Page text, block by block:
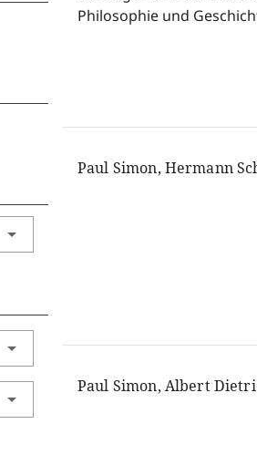
arrow_drop_down
arrow_drop_down
arrow_drop_down
Philosophie und
Paul Simon, Hermann
Paul Simon, Albert